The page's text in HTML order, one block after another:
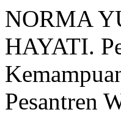
NORMA
HAYATI.
Pesantren